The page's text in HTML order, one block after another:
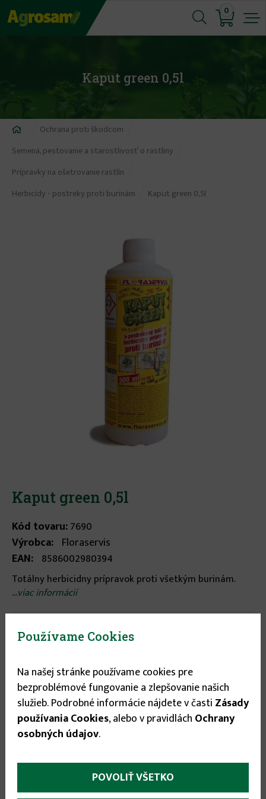
Jump
to
0
Kaput green 0,5l
Nachádzate
sa
tu
Ochrana proti škodcom
Semená, pestovanie a starostlivosť o rastliny
Prípravky na ošetrovanie rastlín
Herbicídy - postreky proti burinám
Kaput green 0,5l
Kaput green 0,5l
Kód tovaru:7690
Výrobca: Floraservis
EAN: 8586002980394
Totálny herbicidny prípravok proti všetkým burinám.
...viac informácií
Stav tovaru: Na sklade
Expedícia do: 1-3 dní
Objem
0,5 l
▾
14.49 €
Používame Cookies
Na našej stránke používame cookies pre
bezproblémové fungovanie a zlepšovanie našich
služieb. Podrobné informácie nájdete v časti Zásady
používania Cookies, alebo v pravidlách Ochrany
osobných údajov.
POVOLIŤ VŠETKO